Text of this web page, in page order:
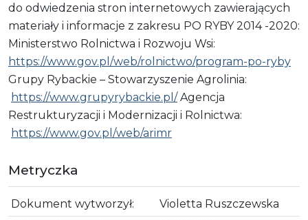
do odwiedzenia stron internetowych zawierających
materiały i informacje z zakresu PO RYBY 2014 -2020:
Ministerstwo Rolnictwa i Rozwoju Wsi:
https://www.gov.pl/web/rolnictwo/program-po-ryby
Grupy Rybackie – Stowarzyszenie Agrolinia:
https://www.grupyrybackie.pl/Agencja
Restrukturyzacji i Modernizacji i Rolnictwa:
https://www.gov.pl/web/arimr
Metryczka
Dokument wytworzył:
Violetta Ruszczewska